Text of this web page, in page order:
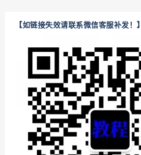
【如链接失效请联系微信客服补发！】